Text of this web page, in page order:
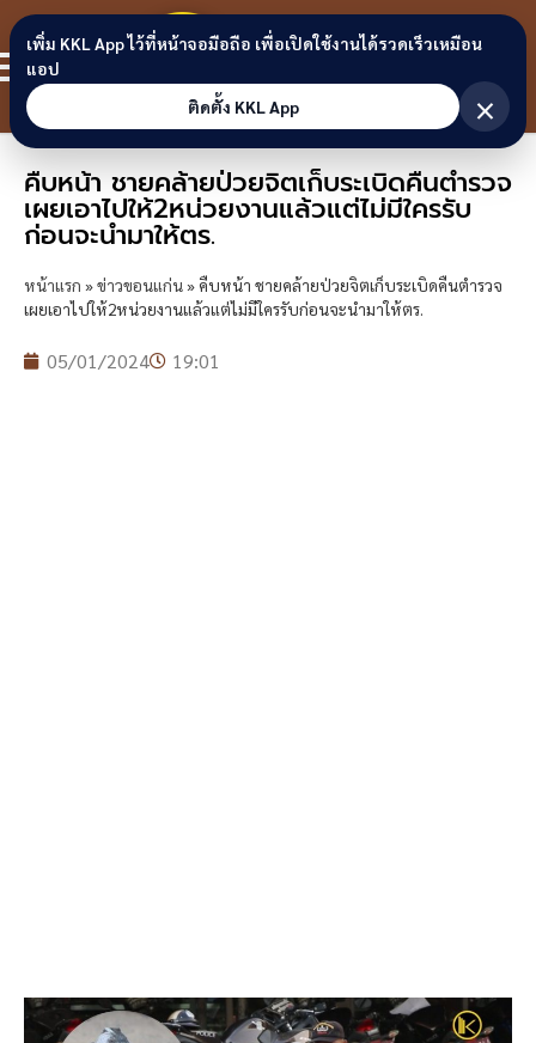
Skip to content
ขอนแก่น
ลิงก์
คืบหน้า ชายคล้ายป่วยจิตเก็บระเบิดคืนตำรวจ
เผยเอาไปให้2หน่วยงานแล้วแต่ไม่มีใครรับ
ก่อนจะนำมาให้ตร.
หน้าแรก »ข่าวขอนแก่น» คืบหน้า ชายคล้ายป่วยจิตเก็บระเบิดคืนตำรวจ
เผยเอาไปให้2หน่วยงานแล้วแต่ไม่มีใครรับก่อนจะนำมาให้ตร.
05/01/2024 19:01
เพิ่ม KKL App ไว้ที่หน้าจอมือถือ เพื่อเปิดใช้งานได้รวดเร็วเหมือน
แอป
ติดตั้ง KKL App
×